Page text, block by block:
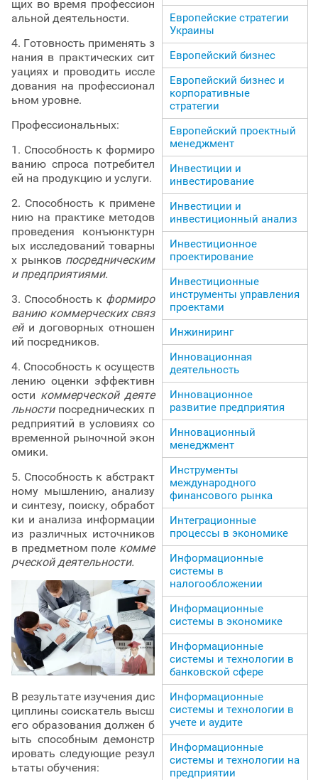
щих во время профессион
альной деятельности.
4. Готовность применять з
нания в практических сит
уациях и проводить иссле
дования на профессионал
ьном уровне.
Профессиональных:
1. Способность к формиро
ванию спроса потребител
ей на продукцию и услуги.
2. Способность к примене
нию на практике методов
проведения конъюнктурн
ых исследований товарны
х рынков посредническим
и предприятиями.
3. Способность к формиро
ванию коммерческих связ
ейи договорных отношен
ий посредников.
4. Способность к осуществ
лению оценки эффективн
ости коммерческой деяте
льностипосреднических п
редприятий в условиях со
временной рыночной экон
омики.
5. Способность к абстракт
ному мышлению, анализу
и синтезу, поиску, обработ
ки и анализа информации
из различных источников
в предметном поле комме
рческой деятельности.
В результате изучения дис
циплины соискатель высш
его образования должен б
ыть способным демонстр
ировать следующие резул
ьтаты обучения:
Европейские стратегии
Украины
Европейский бизнес
Европейский бизнес и
корпоративные
стратегии
Европейский проектный
менеджмент
Инвестиции и
инвестирование
Инвестиции и
инвестиционный анализ
Инвестиционное
проектирование
Инвестиционные
инструменты управления
проектами
Инжиниринг
Инновационная
деятельность
Инновационное
развитие предприятия
Инновационный
менеджмент
Инструменты
международного
финансового рынка
Интеграционные
процессы в экономике
Информационные
системы в
налогообложении
Информационные
системы в экономике
Информационные
системы и технологии в
банковской сфере
Информационные
системы и технологии в
учете и аудите
Информационные
системы и технологии на
предприятии